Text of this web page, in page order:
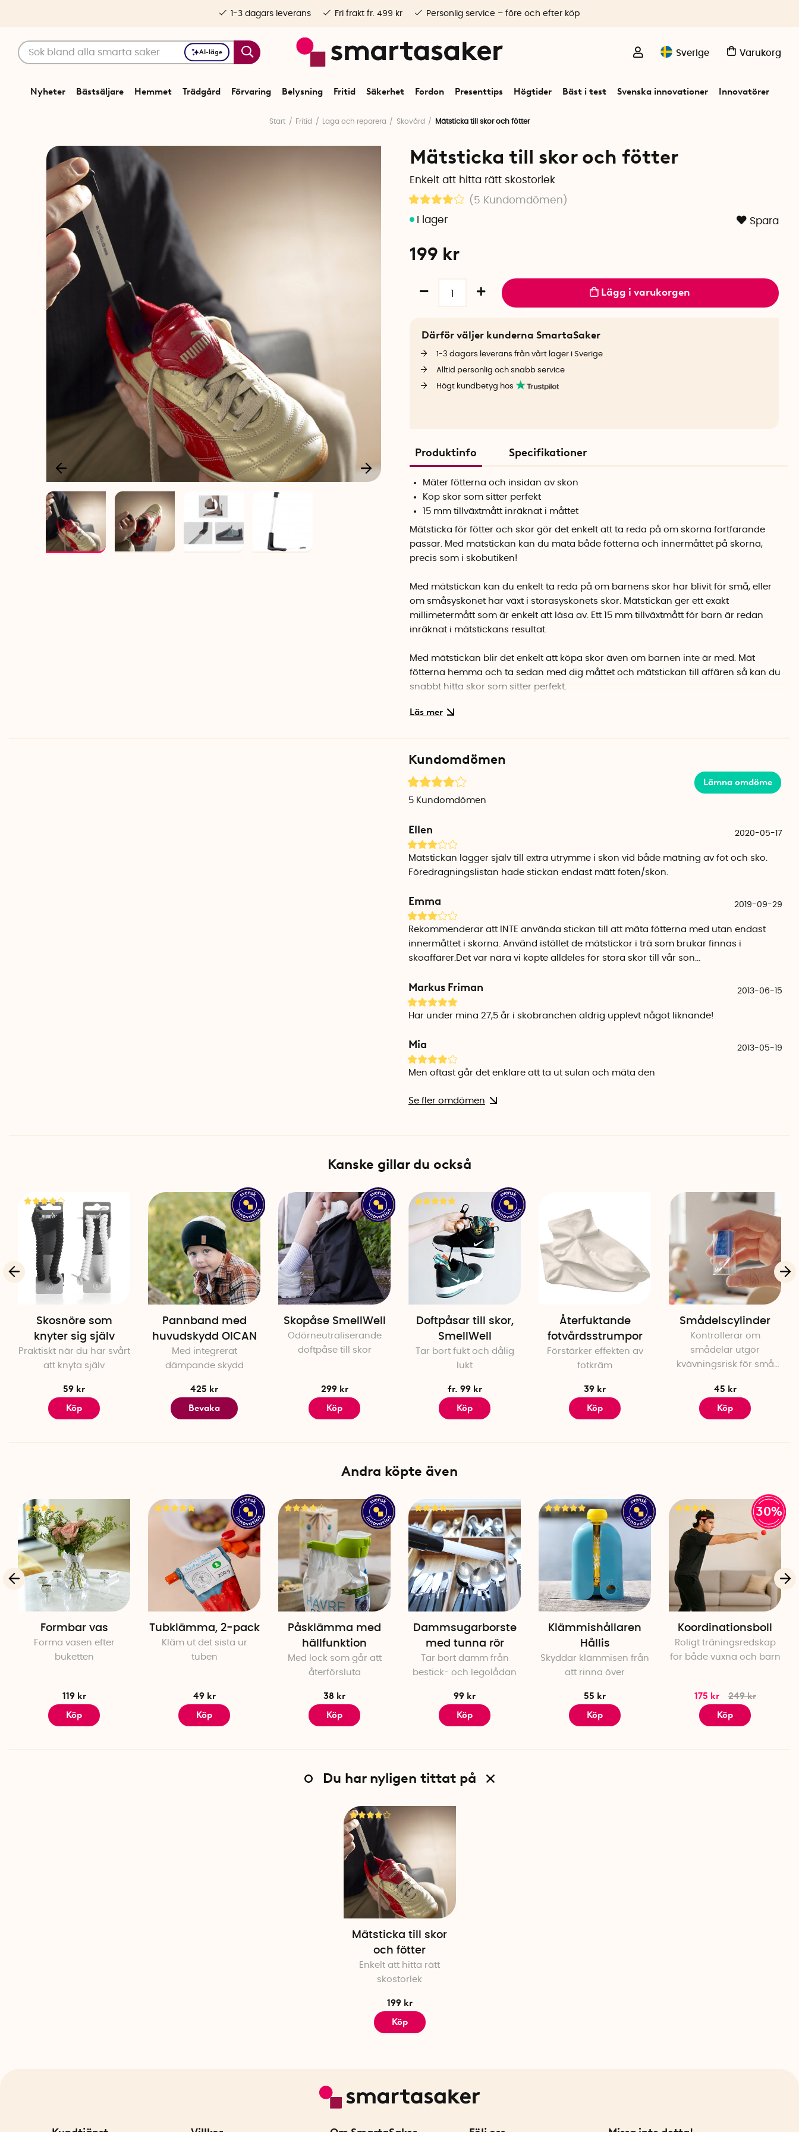
AI-läge Sverige Varukorg
Nyheter Bästsäljare Hemmet Trädgård Förvaring Belysning Fritid Säkerhet Fordon Presenttips Högtider Bäst i test Svenska innovationer Innovatörer
1-3 dagars leverans Fri frakt fr. 499 kr Personlig service – före och efter köp
Start Fritid Laga och reparera Skovård Mätsticka till skor och fötter
Mätsticka till skor och fötter
Enkelt att hitta rätt skostorlek
(5 Kundomdömen )
Spara
199 kr
Lägg i varukorgen
Därför väljer kunderna SmartaSaker
1-3 dagars leverans från vårt lager i Sverige
Alltid personlig och snabb service
Högt kundbetyg hos
Produktinfo Specifikationer
Mäter fötterna och insidan av skon
Köp skor som sitter perfekt
15 mm tillväxtmått inräknat i måttet
Mätsticka för fötter och skor gör det enkelt att ta reda på om skorna fortfarande
passar. Med mätstickan kan du mäta både fötterna och innermåttet på skorna,
precis som i skobutiken!
Med mätstickan kan du enkelt ta reda på om barnens skor har blivit för små, eller
om småsyskonet har växt i storasyskonets skor. Mätstickan ger ett exakt
millimetermått som är enkelt att läsa av. Ett 15 mm tillväxtmått för barn är redan
inräknat i mätstickans resultat.
Med mätstickan blir det enkelt att köpa skor även om barnen inte är med. Mät
fötterna hemma och ta sedan med dig måttet och mätstickan till affären så kan du
snabbt hitta skor som sitter perfekt.
Du kan även använda mätstickan själv. Dra då av tillväxtmåttet på 15 mm från
Mätstickan är svart.
Kundomdömen
Lämna omdöme
5 Kundomdömen
Ellen 2020-05-17
Mätstickan lägger själv till extra utrymme i skon vid både mätning av fot och sko.
Föredragningslistan hade stickan endast mätt foten/skon.
Emma 2019-09-29
Rekommenderar att INTE använda stickan till att mäta fötterna med utan endast
innermåttet i skorna. Använd istället de mätstickor i trä som brukar finnas i
skoaffärer.Det var nära vi köpte alldeles för stora skor till vår son...
Markus Friman 2013-06-15
Har under mina 27,5 år i skobranchen aldrig upplevt något liknande!
Mia 2013-05-19
Men oftast går det enklare att ta ut sulan och mäta den
Se fler omdömen
Kanske gillar du också
Skosnöre som
knyter sig själv
Praktiskt när du har svårt
att knyta själv
59 kr
Köp
Pannband med
huvudskydd OICAN
Med integrerat
dämpande skydd
425 kr
Bevaka
Skopåse SmellWell
Odörneutraliserande
doftpåse till skor
299 kr
Köp
Doftpåsar till skor,
SmellWell
Tar bort fukt och dålig
lukt
fr. 99 kr
Köp
Återfuktande
fotvårdsstrumpor
Förstärker effekten av
fotkräm
39 kr
Köp
Smådelscylinder
Kontrollerar om
smådelar utgör
kvävningsrisk för små
45 kr
Köp
Andra köpte även
Formbar vas
Forma vasen efter
buketten
119 kr
Köp
Tubklämma, 2-pack
Kläm ut det sista ur
tuben
49 kr
Köp
Påsklämma med
hällfunktion
Med lock som går att
återförsluta
38 kr
Köp
Dammsugarborste
med tunna rör
Tar bort damm från
bestick- och legolådan
99 kr
Köp
Klämmishållaren
Hållis
Skyddar klämmisen från
att rinna över
55 kr
Köp
30%
Koordinationsboll
Roligt träningsredskap
för både vuxna och barn
175 kr
249 kr
Köp
Du har nyligen tittat på
Mätsticka till skor
och fötter
Enkelt att hitta rätt
skostorlek
199 kr
Köp